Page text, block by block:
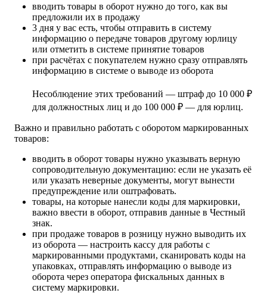
вводить товары в оборот нужно до того, как вы
предложили их в продажу
3 дня у вас есть, чтобы отправить в систему
информацию о передаче товаров другому юрлицу
или отметить в системе принятие товаров
при расчётах с покупателем нужно сразу отправлять
информацию в системе о выводе из оборота
Несоблюдение этих требований — штраф до 10 000 ₽
для должностных лиц и до 100 000 ₽ — для юрлиц.
Важно и правильно работать с оборотом маркированных
товаров:
вводить в оборот товары нужно указывать верную
сопроводительную документацию: если не указать её
или указать неверные документы, могут вынести
предупреждение или оштрафовать.
товары, на которые нанесли коды для маркировки,
важно ввести в оборот, отправив данные в Честный
знак.
при продаже товаров в розницу нужно выводить их
из оборота — настроить кассу для работы с
маркированными продуктами, сканировать коды на
упаковках, отправлять информацию о выводе из
оборота через оператора фискальных данных в
систему маркировки.